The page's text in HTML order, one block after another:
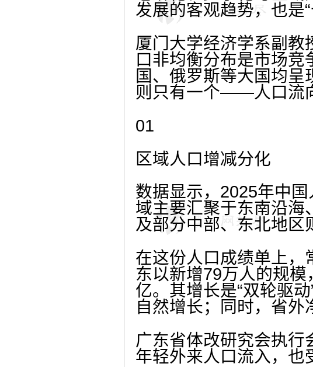
发展的客观趋势，也是
厦门大学经济学系副教
口非均衡分布是市场
国、俄罗斯等大国均呈
则只有一个——人口流
01
区域人口增减分化
数据显示，2025年中
域主要汇聚于东南沿海
及部分中部、东北地区
在这份人口成绩单上，
东以新增79万人的规
亿。其增长是“双轮驱
自然增长；同时，省外
广东省体改研究会执行
年轻外来人口流入，也